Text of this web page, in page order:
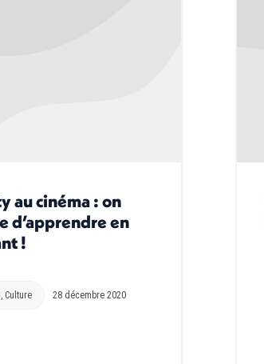
au cinéma : on
d’apprendre en
!
, Culture 28 décembre 2020